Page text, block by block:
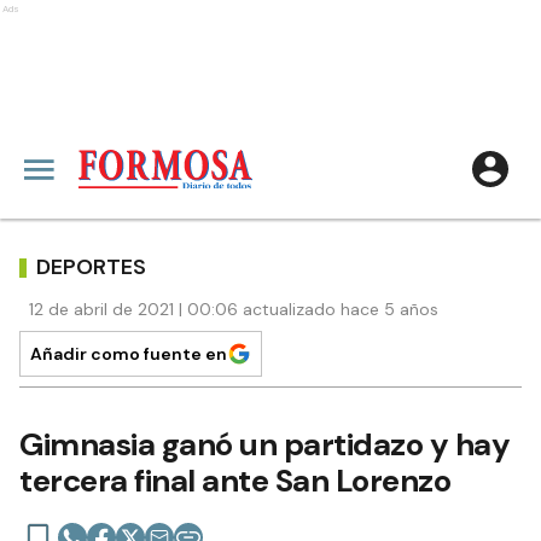
Ads
DEPORTES
12 de abril de 2021 | 00:06 actualizado hace 5 años
Añadir como fuente en
Gimnasia ganó un partidazo y hay
tercera final ante San Lorenzo